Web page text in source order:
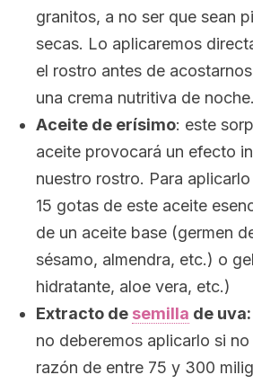
granitos, a no ser que sean
secas. Lo aplicaremos
el rostro antes de
una crema nutritiva de noche.
Aceite de erísimo: este
aceite provocará un efecto
nuestro rostro. Para
15 gotas de este aceite
de un aceite base (germen
sésamo, almendra, etc.) o
hidratante, aloe vera, etc.)
Extracto de semilla de uva:
no deberemos aplicarlo si
razón de entre 75 y 300